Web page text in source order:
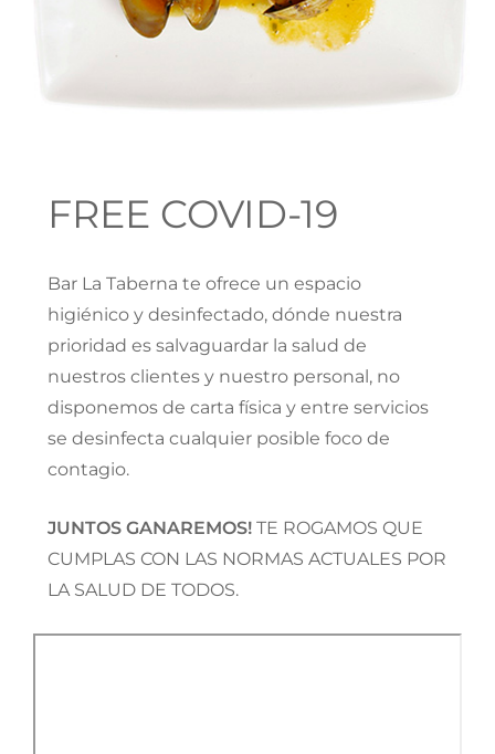
FREE COVID-19
Bar La Taberna te ofrece un espacio
higiénico y desinfectado, dónde nuestra
prioridad es salvaguardar la salud de
nuestros clientes y nuestro personal, no
disponemos de carta física y entre servicios
se desinfecta cualquier posible foco de
contagio.
JUNTOS GANAREMOS!TE ROGAMOS QUE
CUMPLAS CON LAS NORMAS ACTUALES POR
LA SALUD DE TODOS.